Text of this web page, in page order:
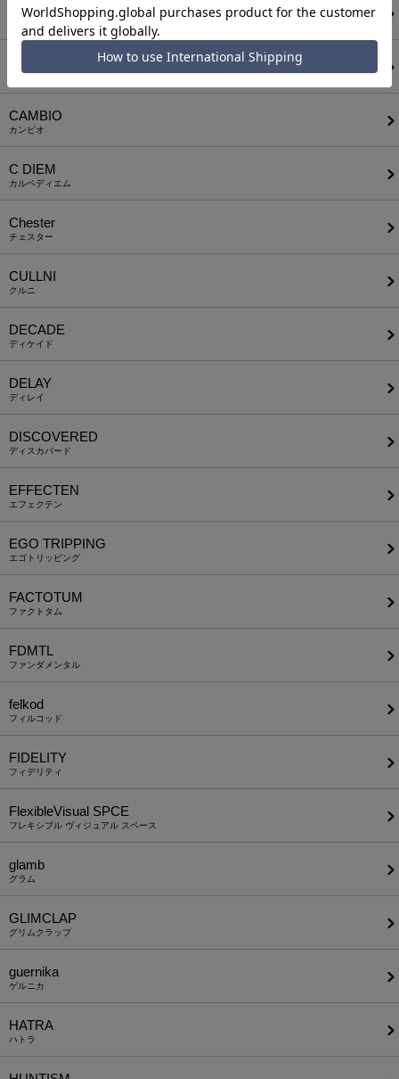
BODYSONG.
CALL&RESPONSE
コールアンドレスポンス
CAMBIO
カンビオ
C DIEM
カルペディエム
Chester
チェスター
CULLNI
クルニ
DECADE
ディケイド
DELAY
ディレイ
DISCOVERED
ディスカバード
EFFECTEN
エフェクテン
EGO TRIPPING
エゴトリッピング
FACTOTUM
ファクトタム
FDMTL
ファンダメンタル
felkod
フィルコッド
FIDELITY
フィデリティ
FlexibleVisual SPCE
フレキシブル ヴィジュアル スペース
glamb
グラム
GLIMCLAP
グリムクラップ
guernika
ゲルニカ
HATRA
ハトラ